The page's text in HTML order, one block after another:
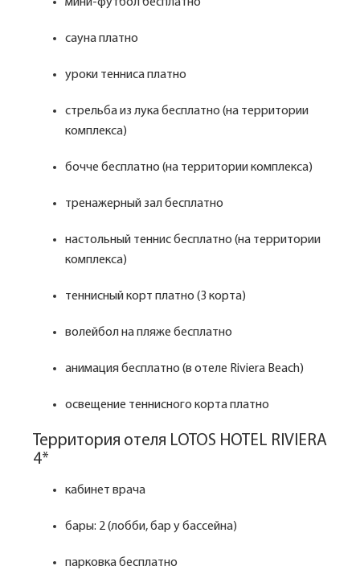
сауна платно
уроки тенниса платно
стрельба из лука бесплатно (на территории
комплекса)
бочче бесплатно (на территории комплекса)
тренажерный зал бесплатно
настольный теннис бесплатно (на территории
комплекса)
теннисный корт платно (3 корта)
волейбол на пляже бесплатно
анимация бесплатно (в отеле Riviera Beach)
освещение теннисного корта платно
Территория отеля LOTOS HOTEL RIVIERA
4*
кабинет врача
бары: 2 (лобби, бар у бассейна)
парковка бесплатно